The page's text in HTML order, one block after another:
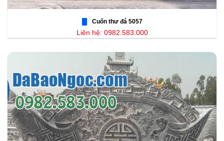
Cuốn thư đá 5057
Liên hệ: 0982.583.000